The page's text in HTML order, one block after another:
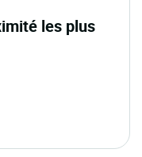
les plus